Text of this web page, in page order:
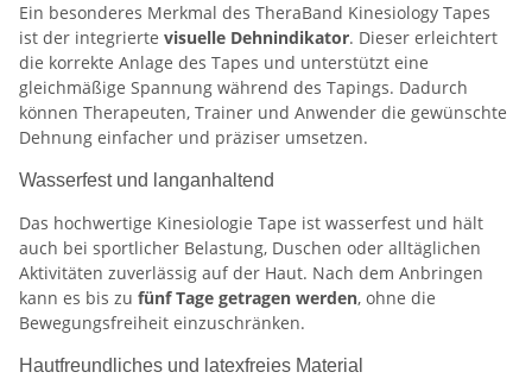
Ein besonderes Merkmal des TheraBand Kinesiology Tapes
ist der integrierte visuelle Dehnindikator. Dieser erleichtert
die korrekte Anlage des Tapes und unterstützt eine
gleichmäßige Spannung während des Tapings. Dadurch
können Therapeuten, Trainer und Anwender die gewünschte
Dehnung einfacher und präziser umsetzen.
Wasserfest und langanhaltend
Das hochwertige Kinesiologie Tape ist wasserfest und hält
auch bei sportlicher Belastung, Duschen oder alltäglichen
Aktivitäten zuverlässig auf der Haut. Nach dem Anbringen
kann es bis zu fünf Tage getragen werden, ohne die
Bewegungsfreiheit einzuschränken.
Hautfreundliches und latexfreies Material